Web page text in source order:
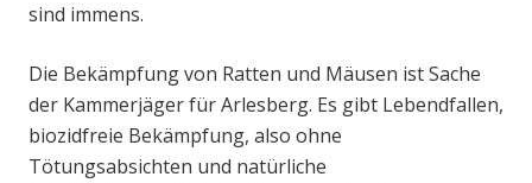
sind immens.
Die Bekämpfung von Ratten und Mäusen ist Sache
der Kammerjäger für Arlesberg. Es gibt Lebendfallen,
biozidfreie Bekämpfung, also ohne
Tötungsabsichten und natürliche